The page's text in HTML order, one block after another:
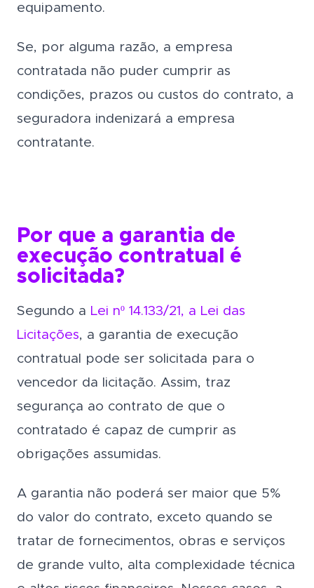
equipamento.
Se, por alguma razão, a empresa
contratada não puder cumprir as
condições, prazos ou custos do contrato, a
seguradora indenizará a empresa
contratante.
Por que a garantia de
execução contratual é
solicitada?
Segundo a Lei nº 14.133/21, a Lei das
Licitações, a garantia de execução
contratual pode ser solicitada para o
vencedor da licitação. Assim, traz
segurança ao contrato de que o
contratado é capaz de cumprir as
obrigações assumidas.
A garantia não poderá ser maior que 5%
do valor do contrato, exceto quando se
tratar de fornecimentos, obras e serviços
de grande vulto, alta complexidade técnica